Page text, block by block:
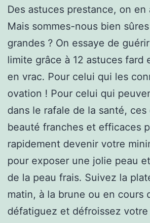
Des astuces prestance, on en
Mais sommes-nous bien
grandes ? On essaye de
limite grâce à 12 astuces fard
en vrac. Pour celui qui les
ovation ! Pour celui qui
dans le rafale de la santé, ces
beauté franches et efficaces
rapidement devenir votre
pour exposer une jolie peau
de la peau frais. Suivez la
matin, à la brune ou en cours
défatiguez et défroissez